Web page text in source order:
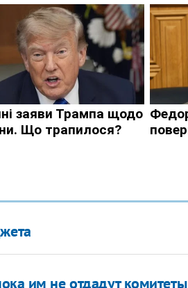
им не отдадут комитеты